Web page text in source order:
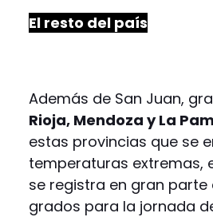
El resto del país
Además de San Juan,
Rioja, Mendoza y La
estas provincias que se
temperaturas extremas,
se registra en gran
grados para la jornada